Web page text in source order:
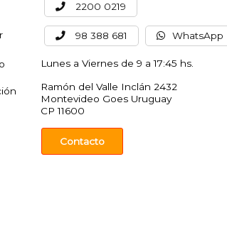
2200 0219
98 388 681 WhatsApp
Lunes a Viernes de 9 a 17:45 hs.
Ramón del Valle Inclán 2432
Montevideo Goes Uruguay
CP 11600